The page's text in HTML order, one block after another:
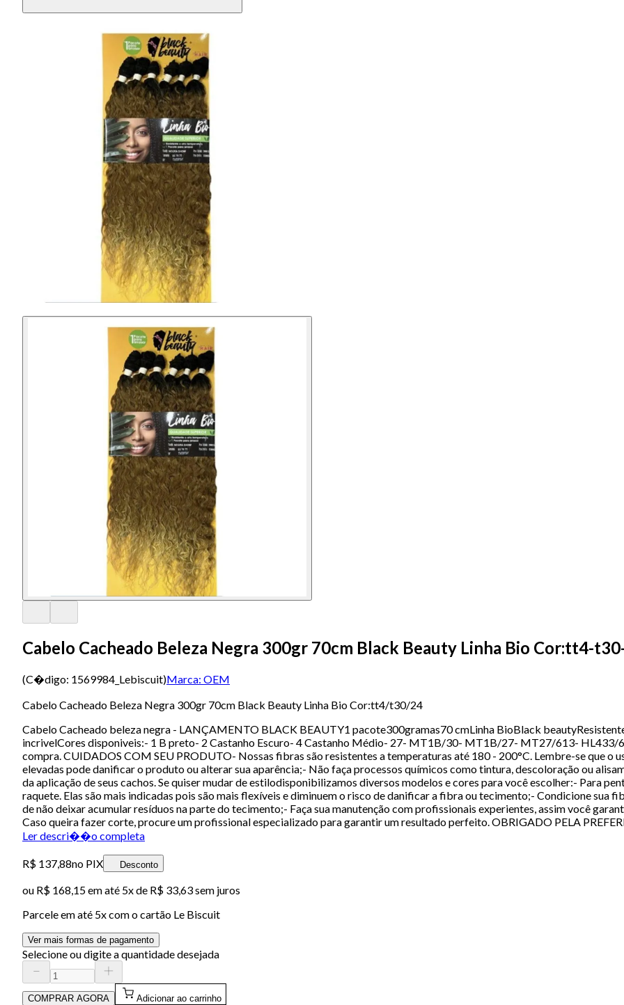
Cabelo Cacheado Beleza Negra 300gr 70cm Black Beauty Linha Bio Cor:tt4-
(C�digo: 1569984_Lebiscuit)Marca: OEM
Cabelo Cacheado Beleza Negra 300gr 70cm Black Beauty Linha Bio Cor:tt4/t30/24
Cabelo Cacheado beleza negra - LANÇAMENTO BLACK BEAUTY1 pacote300gramas70 cmLinha BioBlack
incrivelCores disponiveis:- 1 B preto- 2 Castanho Escuro- 4 Castanho Médio- 27- MT1B/30- MT1B/27- MT27/613- HL433/
compra. CUIDADOS COM SEU PRODUTO- Nossas fibras são resistentes a temperaturas até 180 - 200°C. Lembre-se que o
elevadas pode danificar o produto ou alterar sua aparência;- Não faça processos químicos como tintura, descoloração ou
da aplicação de seus cachos. Se quiser mudar de estilodisponibilizamos diversos modelos e cores para você escolher:- Para
raquete. Elas são mais indicadas pois são mais flexíveis e diminuem o risco de danificar a fibra ou tecimento;- Condicione sua
de não deixar acumular resíduos na parte do tecimento;- Faça sua manutenção com profissionais experientes, assim você
Caso queira fazer corte, procure um profissional especializado para garantir um resultado perfeito. OBRIGADO PELA
Ler descri��o completa
R$ 137,88no PIX Desconto
ou R$ 168,15em até 5x de R$ 33,63 sem juros
Parcele em até 5x com o cartão Le Biscuit
Ver mais formas de pagamento
Selecione ou digite a quantidade desejada
COMPRAR AGORA Adicionar ao carrinho